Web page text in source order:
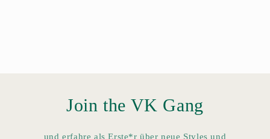
Join the VK Gang
und erfahre als Erste*r über neue Styles und